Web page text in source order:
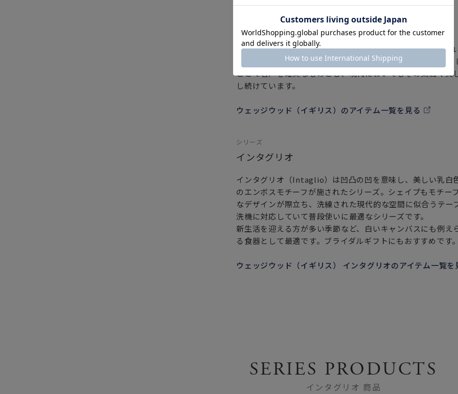
ウェッジウッド（イギリス）
ウェッジウッド（Wedgwood）は「英国陶工の父」と呼ば
1759年に創立された洋食器ブランドです。イギリス王室を
ことで名声を確実なものとし、現代においてもその気高く
し続けています。
ウェッジウッド（イギリス）のアイテム一覧を見る
シリーズ
インタグリオ
インタグリオ（Intaglio）は凹凸の凹を意味し、美しい乳白
のエンボスモチーフが施されたシリーズ。シェイプもモチー
なデザインが際立ち、洗練された現代的な空間に似合うテ
洗機に対応していて普段使いに最適なシリーズです。
新生活を迎える方が多い季節など、白いキャンバスにも例
る食器として最適です。ブライダルギフトにもおすすめです
ウェッジウッド（イギリス） インタグリオのアイテム一覧を
SERIES PRODUCTS
インタグリオ 商品